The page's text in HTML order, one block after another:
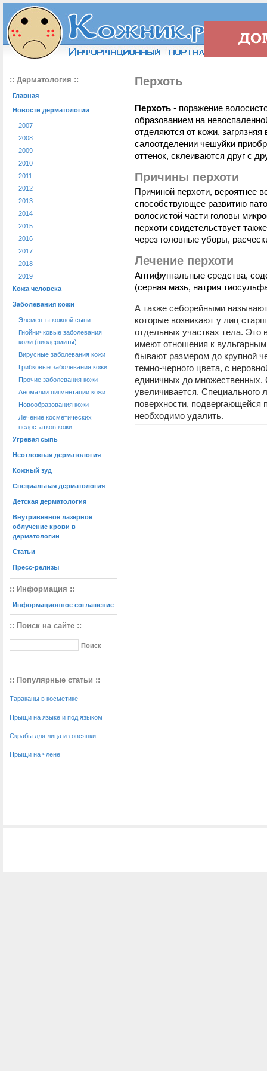
:: Дерматология ::
Главная
Новости дерматологии
2007
2008
2009
2010
2011
2012
2013
2014
2015
2016
2017
2018
2019
Кожа человека
Заболевания кожи
Элементы кожной сыпи
Гнойничковые заболевания
кожи (пиодермиты)
Вирусные заболевания кожи
Грибковые заболевания кожи
Прочие заболевания кожи
Аномалии пигментации кожи
Новообразования кожи
Лечение косметических
недостатков кожи
Угревая сыпь
Неотложная дерматология
Кожный зуд
Специальная дерматология
Детская дерматология
Внутривенное лазерное
облучение крови в
дерматологии
Статьи
Пресс-релизы
:: Информация ::
Информационное соглашение
:: Поиск на сайте ::
:: Популярные статьи ::
Тараканы в косметике
Прыщи на языке и под языком
Скрабы для лица из овсянки
Прыщи на члене
Перхоть
Перхоть- поражение
образованием на
отделяются от кожи,
салоотделении чешуйки
оттенок, склеиваются друг с
Причины перхоти
Причиной перхоти, вероятнее
способствующее развитию
волосистой части головы
перхоти свидетельствует
через головные уборы,
Лечение перхоти
Антифунгальные средства,
(серная мазь, натрия
А также себорейными
которые возникают у лиц
отдельных участках тела. Это
имеют отношения к
бывают размером до крупной
темно-черного цвета, с
единичных до множественных.
увеличивается. Специального
поверхности, подвергающейся
необходимо удалить.